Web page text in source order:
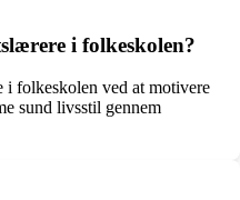
i folkeskolen?
folkeskolen ved at motivere
sund livsstil gennem